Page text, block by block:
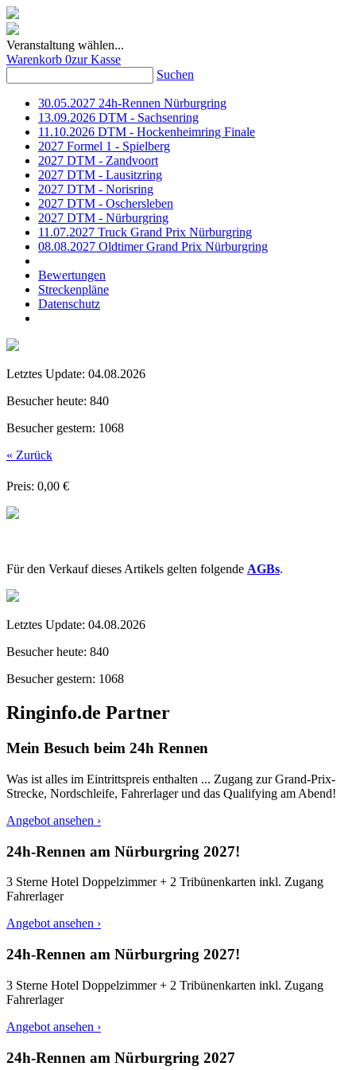
Veranstaltung wählen...
Warenkorb 0zur Kasse
Suchen
30.05.2027 24h-Rennen Nürburgring
13.09.2026 DTM - Sachsenring
11.10.2026 DTM - Hockenheimring Finale
2027 Formel 1 - Spielberg
2027 DTM - Zandvoort
2027 DTM - Lausitzring
2027 DTM - Norisring
2027 DTM - Oschersleben
2027 DTM - Nürburgring
11.07.2027 Truck Grand Prix Nürburgring
08.08.2027 Oldtimer Grand Prix Nürburgring
Bewertungen
Streckenpläne
Datenschutz
Letztes Update: 04.08.2026
Besucher heute: 840
Besucher gestern: 1068
« Zurück
Preis: 0,00 €
Für den Verkauf dieses Artikels gelten folgende AGBs.
Letztes Update: 04.08.2026
Besucher heute: 840
Besucher gestern: 1068
Ringinfo.de Partner
Mein Besuch beim 24h Rennen
Was ist alles im Eintrittspreis enthalten ... Zugang zur Grand-Prix-
Strecke, Nordschleife, Fahrerlager und das Qualifying am Abend!
Angebot ansehen ›
24h-Rennen am Nürburgring 2027!
3 Sterne Hotel Doppelzimmer + 2 Tribünenkarten inkl. Zugang
Fahrerlager
Angebot ansehen ›
24h-Rennen am Nürburgring 2027!
3 Sterne Hotel Doppelzimmer + 2 Tribünenkarten inkl. Zugang
Fahrerlager
Angebot ansehen ›
24h-Rennen am Nürburgring 2027